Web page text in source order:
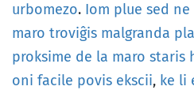
urbomezo. Iom plue sed ne
maro troviĝis malgranda
proksime de la maro staris
oni facile povis ekscii, ke li